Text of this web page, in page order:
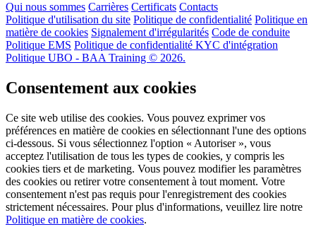
Qui nous sommes Carrières Certificats Contacts
Politique d'utilisation du site Politique de confidentialité Politique en
matière de cookies Signalement d'irrégularités Code de conduite
Politique EMS Politique de confidentialité KYC d'intégration
Politique UBO - BAA Training © 2026.
Consentement aux cookies
Ce site web utilise des cookies. Vous pouvez exprimer vos
préférences en matière de cookies en sélectionnant l'une des options
ci-dessous. Si vous sélectionnez l'option « Autoriser », vous
acceptez l'utilisation de tous les types de cookies, y compris les
cookies tiers et de marketing. Vous pouvez modifier les paramètres
des cookies ou retirer votre consentement à tout moment. Votre
consentement n'est pas requis pour l'enregistrement des cookies
strictement nécessaires. Pour plus d'informations, veuillez lire notre
Politique en matière de cookies.